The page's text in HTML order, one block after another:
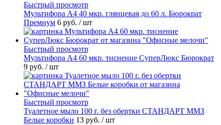
Быстрый просмотр
Мультифора А4 40 мкр. глянцевая до 60 л. Бюрократ
Премиум 6 руб. / шт
Быстрый просмотр
Мультифора А4 60 мкр. тиснение СуперЛюкс Бюрократ
9 руб. / шт
Быстрый просмотр
Туалетное мыло 100 г. без обертки СТАНДАРТ ММЗ
Белые коробки 13 руб. / шт